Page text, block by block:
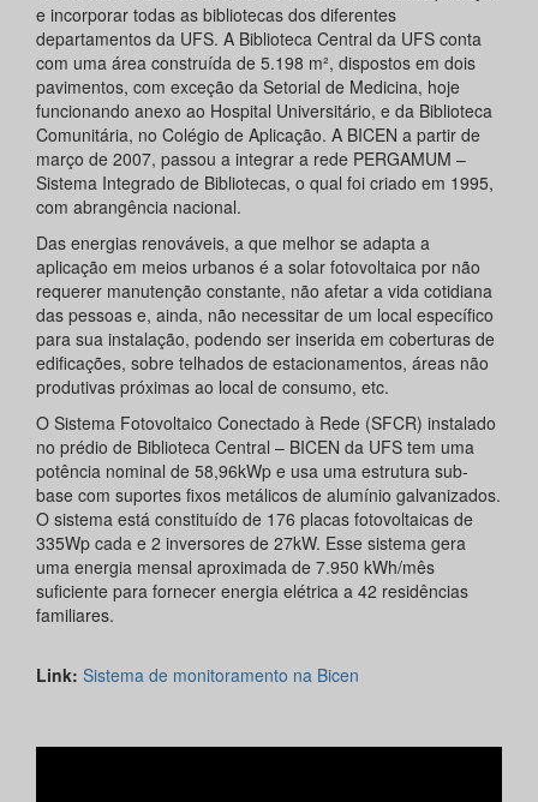
e incorporar todas as bibliotecas dos diferentes
departamentos da UFS. A Biblioteca Central da UFS conta
com uma área construída de 5.198 m², dispostos em dois
pavimentos, com exceção da Setorial de Medicina, hoje
funcionando anexo ao Hospital Universitário, e da Biblioteca
Comunitária, no Colégio de Aplicação. A BICEN a partir de
março de 2007, passou a integrar a rede PERGAMUM –
Sistema Integrado de Bibliotecas, o qual foi criado em 1995,
com abrangência nacional.
Das energias renováveis, a que melhor se adapta a
aplicação em meios urbanos é a solar fotovoltaica por não
requerer manutenção constante, não afetar a vida cotidiana
das pessoas e, ainda, não necessitar de um local específico
para sua instalação, podendo ser inserida em coberturas de
edificações, sobre telhados de estacionamentos, áreas não
produtivas próximas ao local de consumo, etc.
O Sistema Fotovoltaico Conectado à Rede (SFCR) instalado
no prédio de Biblioteca Central – BICEN da UFS tem uma
potência nominal de 58,96kWp e usa uma estrutura sub-
base com suportes fixos metálicos de alumínio galvanizados.
O sistema está constituído de 176 placas fotovoltaicas de
335Wp cada e 2 inversores de 27kW. Esse sistema gera
uma energia mensal aproximada de 7.950 kWh/mês
suficiente para fornecer energia elétrica a 42 residências
familiares.
Link: Sistema de monitoramento na Bicen